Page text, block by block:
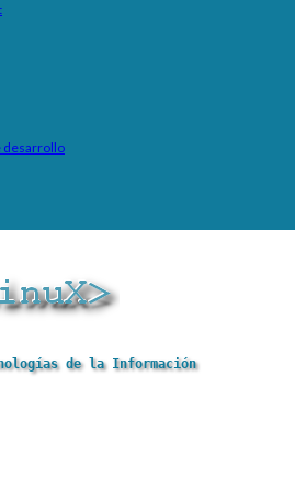
desarrollo
de la Información